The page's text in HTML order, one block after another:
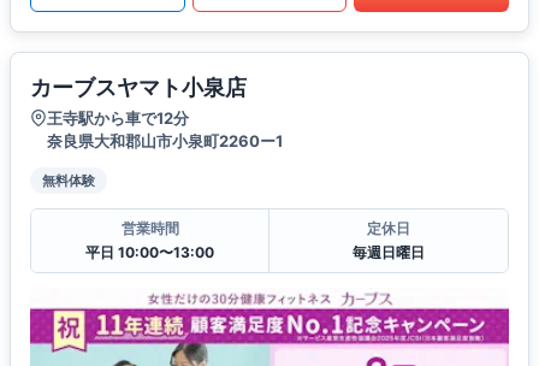
カーブスヤマト小泉店
王寺駅から車で12分
奈良県大和郡山市小泉町2260ー1
無料体験
営業時間
平日 10:00〜13:00
定休日
毎週日曜日